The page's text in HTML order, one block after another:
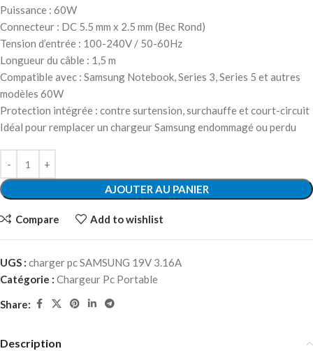
Puissance : 60W
Connecteur : DC 5.5 mm x 2.5 mm (Bec Rond)
Tension d’entrée : 100-240V / 50-60Hz
Longueur du câble : 1,5 m
Compatible avec : Samsung Notebook, Series 3, Series 5 et autres
modèles 60W
Protection intégrée : contre surtension, surchauffe et court-circuit
Idéal pour remplacer un chargeur Samsung endommagé ou perdu
AJOUTER AU PANIER
Compare Add to wishlist
UGS : charger pc SAMSUNG 19V 3.16A
Catégorie : Chargeur Pc Portable
Share:
Description